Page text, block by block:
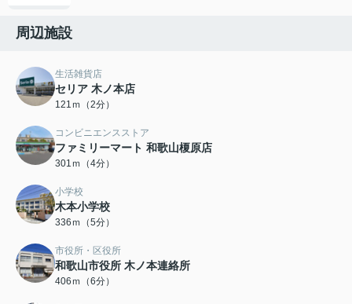
周辺施設
生活雑貨店
セリア 木ノ本店
121ｍ（2分）
コンビニエンスストア
ファミリーマート 和歌山榎原店
301ｍ（4分）
小学校
木本小学校
336ｍ（5分）
市役所・区役所
和歌山市役所 木ノ本連絡所
406ｍ（6分）